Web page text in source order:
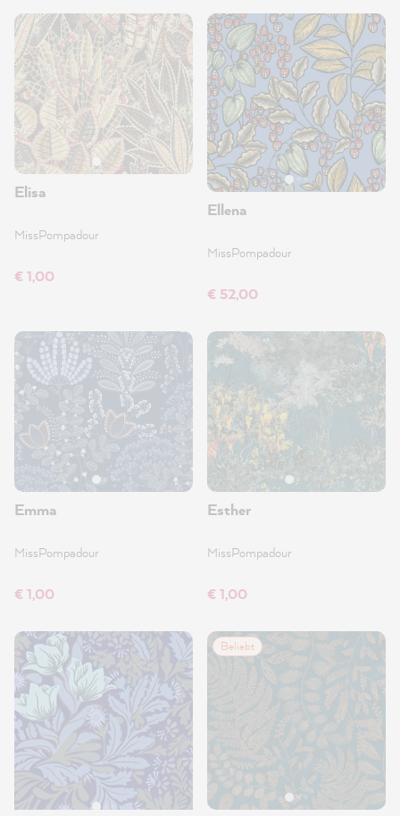
Elisa
MissPompadour
€ 1,00
Ellena
MissPompadour
€ 52,00
Emma
MissPompadour
€ 1,00
Esther
MissPompadour
€ 1,00
Beliebt